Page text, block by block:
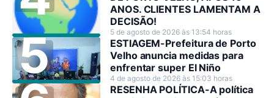
ANOS. CLIENTES LAMENTAM A
DECISÃO!
5 de agosto de 2026 às 13:54 horas
ESTIAGEM-Prefeitura de Porto
Velho anuncia medidas para
enfrentar super El Niño
4 de agosto de 2026 às 15:03 horas
RESENHA POLÍTICA-A política